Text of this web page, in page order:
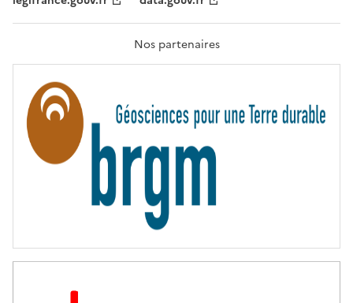
A
T
R
T
É
Nos partenaires